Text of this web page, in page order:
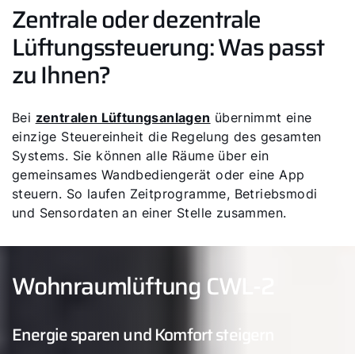
Zentrale oder dezentrale
Lüftungssteuerung: Was passt
zu Ihnen?
Bei zentralen Lüftungsanlagen übernimmt eine
einzige Steuereinheit die Regelung des gesamten
Systems. Sie können alle Räume über ein
gemeinsames Wandbediengerät oder eine App
steuern. So laufen Zeitprogramme, Betriebsmodi
und Sensordaten an einer Stelle zusammen.
Wohnraumlüftung CWL-2
Energie sparen und Komfort steigern